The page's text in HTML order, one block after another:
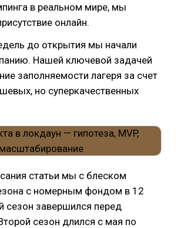
в реальном мире, мы
онлайн.
до открытия мы начали
Нашей ключевой задачей
заполняемости лагеря за счет
но суперкачественных
статьи мы с блеском
с номерным фондом в 12
сезон завершился перед
сезон длился с мая по